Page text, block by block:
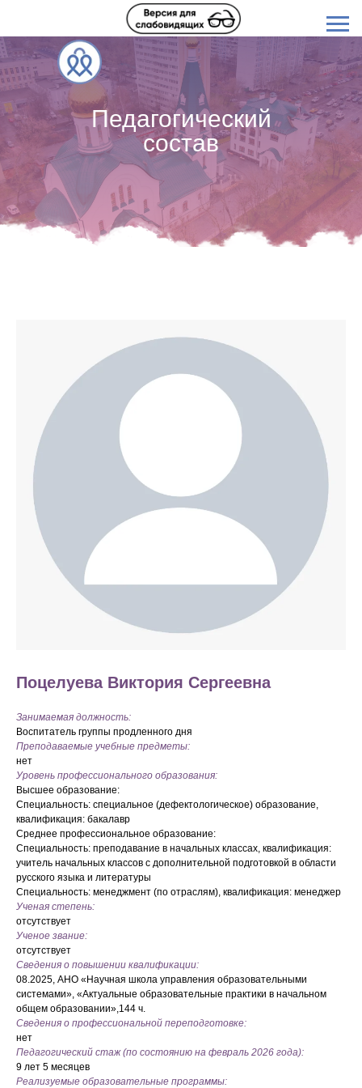
Педагогический
состав
Поцелуева Виктория Сергеевна
Занимаемая должность:
Воспитатель группы продленного дня
Преподаваемые учебные предметы:
нет
Уровень профессионального образования:
Высшее образование:
Специальность: специальное (дефектологическое) образование,
квалификация: бакалавр
Среднее профессиональное образование:
Специальность: преподавание в начальных классах, квалификация:
учитель начальных классов с дополнительной подготовкой в области
русского языка и литературы
Специальность: менеджмент (по отраслям), квалификация: менеджер
Ученая степень:
отсутствует
Ученое звание:
отсутствует
Сведения о повышении квалификации:
08.2025, АНО «Научная школа управления образовательными
системами», «Актуальные образовательные практики в начальном
общем образовании»,144 ч.
Сведения о профессиональной переподготовке:
нет
Педагогический стаж (по состоянию на февраль 2026 года):
9 лет 5 месяцев
Реализуемые образовательные программы: